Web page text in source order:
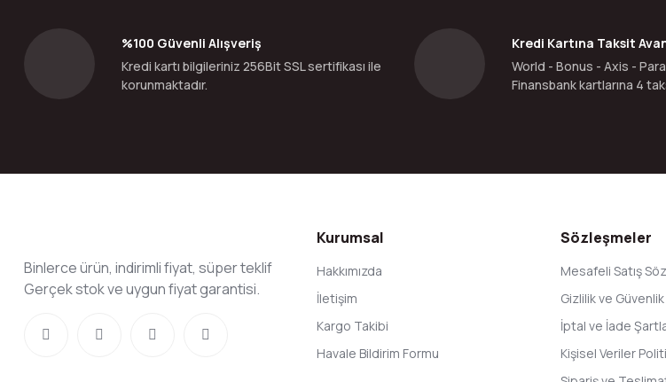
Ürün fiyatı diğer sitelerden daha pahalı.
Bu ürüne benzer farklı alternatifler olmalı.
%100 Güvenli Alışveriş
Kredi kartı bilgileriniz 256Bit SSL sertifikası ile
korunmaktadır.
Kredi Kartına Taksit
World - Bonus - Axis -
Finansbank kartlarına 4
Binlerce ürün, indirimli fiyat, süper teklif
Gerçek stok ve uygun fiyat garantisi.
Kurumsal
Hakkımızda
İletişim
Kargo Takibi
Havale Bildirim Formu
Sözleşmeler
Mesafeli Satış
Gizlilik ve Güvenlik
İptal ve İade
Kişisel Veriler